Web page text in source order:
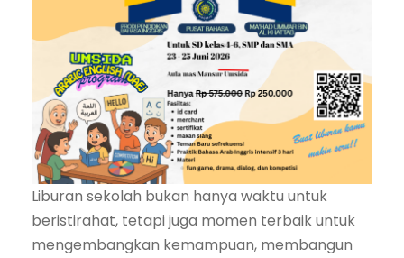
Liburan sekolah bukan hanya waktu untuk
beristirahat, tetapi juga momen terbaik untuk
mengembangkan kemampuan, membangun